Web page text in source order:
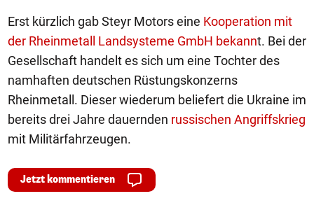
Erst kürzlich gab Steyr Motors eine Kooperation mit
der Rheinmetall Landsysteme GmbH bekannt. Bei der
Gesellschaft handelt es sich um eine Tochter des
namhaften deutschen Rüstungskonzerns
Rheinmetall. Dieser wiederum beliefert die Ukraine im
bereits drei Jahre dauernden russischen Angriffskrieg
mit Militärfahrzeugen.
Jetzt kommentieren